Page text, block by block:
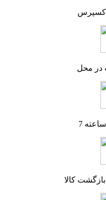
اکسپرس
در محل
کالا